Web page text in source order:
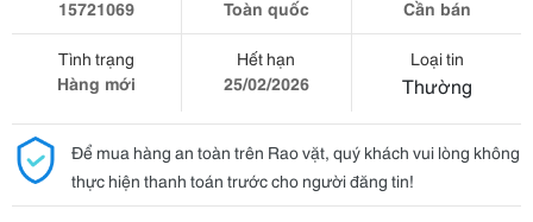
15721069
Toàn quốc
Cần bán
Tình trạng
Hàng mới
Hết hạn
25/02/2026
Loại tin
Thường
Để mua hàng an toàn trên Rao vặt, quý khách vui lòng không
thực hiện thanh toán trước cho người đăng tin!